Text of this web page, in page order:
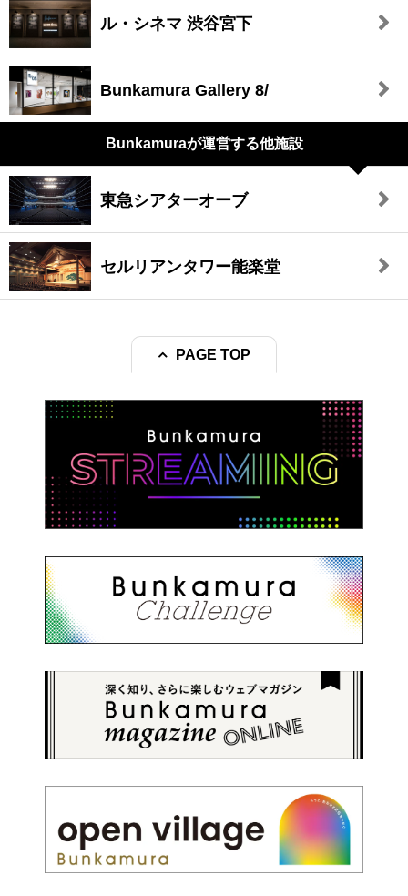
ル・シネマ 渋谷宮下
Bunkamura Gallery 8/
Bunkamuraが運営する他施設
東急シアターオーブ
セルリアンタワー能楽堂
PAGE TOP